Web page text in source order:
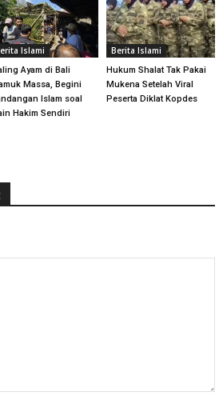
Islami
Ayam di Bali
Massa, Begini
Islam soal
Hakim Sendiri
Berita Islami
Hukum Shalat Tak Pakai
Mukena Setelah Viral
Peserta Diklat Kopdes